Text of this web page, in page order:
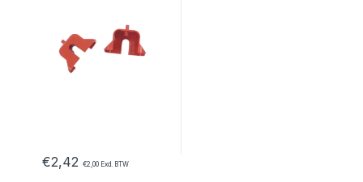
€2,42 €2,00Excl. BTW